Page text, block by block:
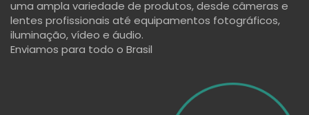
uma ampla variedade de produtos, desde câmeras e
lentes profissionais até equipamentos fotográficos,
iluminação, vídeo e áudio.
Enviamos para todo o Brasil